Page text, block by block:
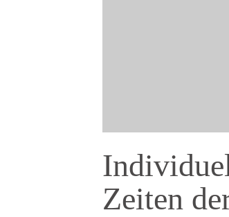
Zeiten